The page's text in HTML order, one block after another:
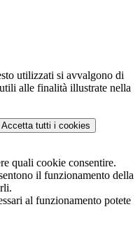
utilizzati si avvalgono di
alle finalità illustrate nella
Accetta tutti i cookies
quali cookie consentire.
il funzionamento della
al funzionamento potete